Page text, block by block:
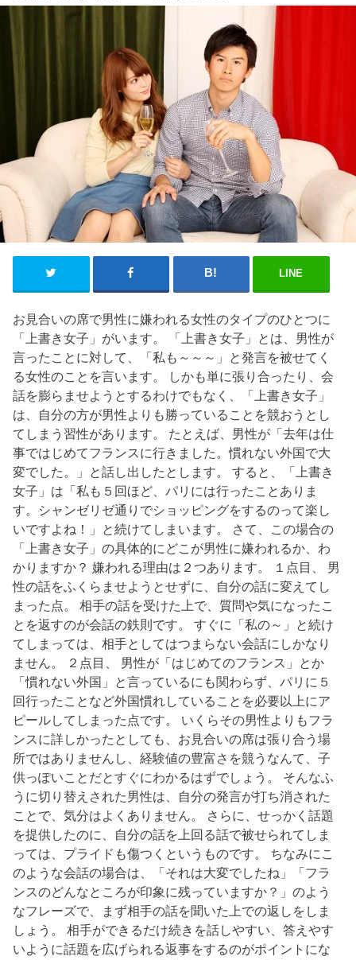
LINE
お見合いの席で男性に嫌われる女性のタイプのひとつに
「上書き女子」がいます。 「上書き女子」とは、男性が
言ったことに対して、「私も～～～」と発言を被せてく
る女性のことを言います。 しかも単に張り合ったり、会
話を膨らませようとするわけでもなく、「上書き女子」
は、自分の方が男性よりも勝っていることを競おうとし
てしまう習性があります。 たとえば、男性が「去年は仕
事ではじめてフランスに行きました。慣れない外国で大
変でした。」と話し出したとします。 すると、「上書き
女子」は「私も５回ほど、パリには行ったことありま
す。シャンゼリゼ通りでショッピングをするのって楽し
いですよね！」と続けてしまいます。 さて、この場合の
「上書き女子」の具体的にどこが男性に嫌われるか、わ
かりますか？ 嫌われる理由は２つあります。 １点目、 男
性の話をふくらませようとせずに、自分の話に変えてし
まった点。 相手の話を受けた上で、質問や気になったこ
とを返すのが会話の鉄則です。 すぐに「私の～」と続け
てしまっては、相手としてはつまらない会話にしかなり
ません。 ２点目、 男性が「はじめてのフランス」とか
「慣れない外国」と言っているにも関わらず、パリに５
回行ったことなど外国慣れしていることを必要以上にア
ピールしてしまった点です。 いくらその男性よりもフラ
ンスに詳しかったとしても、お見合いの席は張り合う場
所ではありませんし、経験値の豊富さを競うなんて、子
供っぽいことだとすぐにわかるはずでしょう。 そんなふ
うに切り替えされた男性は、自分の発言が打ち消された
ことで、気分はよくありません。 さらに、せっかく話題
を提供したのに、自分の話を上回る話で被せられてしま
っては、プライドも傷つくというものです。 ちなみにこ
のような会話の場合は、「それは大変でしたね」「フラ
ンスのどんなところが印象に残っていますか？」のよう
なフレーズで、まず相手の話を聞いた上での返しをしま
しょう。 相手ができるだけ続きを話しやすい、答えやす
いように話題を広げられる返事をするのがポイントにな